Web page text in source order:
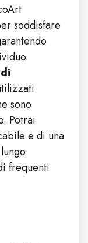
soddisfare
sono
Potrai
e di una
frequenti